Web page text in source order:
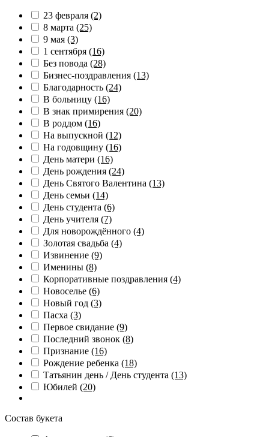
23 февраля (2)
8 марта (25)
9 мая (3)
1 сентября (16)
Без повода (28)
Бизнес-поздравления (13)
Благодарность (24)
В больницу (16)
В знак примирения (20)
В роддом (16)
На выпускной (12)
На годовщину (16)
День матери (16)
День рождения (24)
День Святого Валентина (13)
День семьи (14)
День студента (6)
День учителя (7)
Для новорождённого (4)
Золотая свадьба (4)
Извинение (9)
Именины (8)
Корпоративные поздравления (4)
Новоселье (6)
Новый год (3)
Пасха (3)
Первое свидание (9)
Последний звонок (8)
Признание (16)
Рождение ребенка (18)
Татьянин день / День студента (13)
Юбилей (20)
Состав букета